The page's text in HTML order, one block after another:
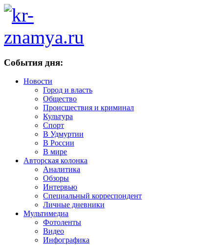
События дня:
Новости
Город и власть
Общество
Происшествия и криминал
Культура
Спорт
В Удмуртии
В России
В мире
Авторская колонка
Аналитика
Обзоры
Интервью
Специальный корреспондент
Личные дневники
Мультимедиа
Фотоленты
Видео
Инфографика